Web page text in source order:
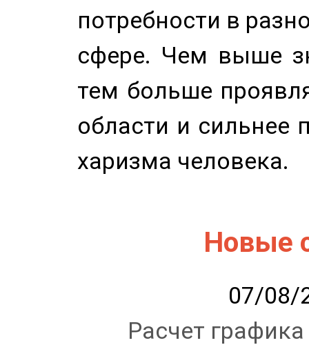
потребности в
сфере. Чем выше
тем больше
области и сильнее
харизма человека.
Новые
07/08/
Расчет